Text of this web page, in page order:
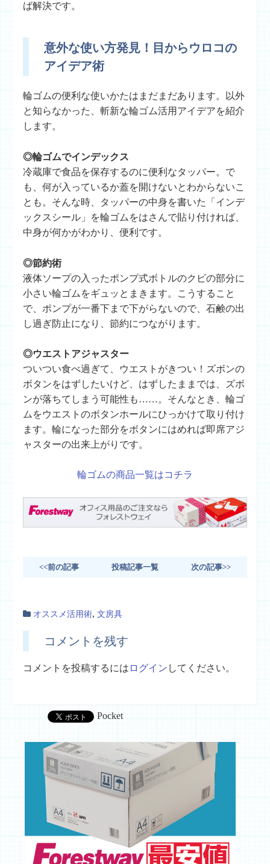
ば解決です。
意外な使い方発見！目からウロコの
アイデア術
輪ゴムの便利な使いかたはまだまだあります。以外
と知らなかった、斬新な輪ゴム活用アイデアを紹介
します。
◎輪ゴムでインデックス
冷蔵庫で食品を保存するのに便利なタッパー。で
も、何が入っているか蓋を開けないとわからないこ
とも。そんな時、タッパーの中身を書いた「インデ
ックスシール」を輪ゴムをはさんで貼り付ければ、
中身が何かがわかり、便利です。
◎節約術
液体ソープの入ったポンプ式ボトルのクビの部分に
小さい輪ゴムをギュッとまきます。こうすること
で、ポンプが一番下まで下がらないので、石鹸の出
し過ぎ防止になり、節約につながります。
◎ウエストアジャスター
ついつい食べ過ぎて、ウエストがきつい！ズボンの
ボタンをはずしたいけど、はずしたままでは、ズボ
ンが落ちてしまう可能性も……。そんなとき、輪ゴ
ムをウエストのボタンホールにひっかけて取り付け
ます。輪になった部分をボタンにはめれば即席アジ
ャスターの出来上がりです。
輪ゴムの商品一覧はコチラ
<<前の記事 投稿記事一覧 次の記事>>
オススメ活用術,文房具
コメントを残す
コメントを投稿するには ログイン してください。
Pocket